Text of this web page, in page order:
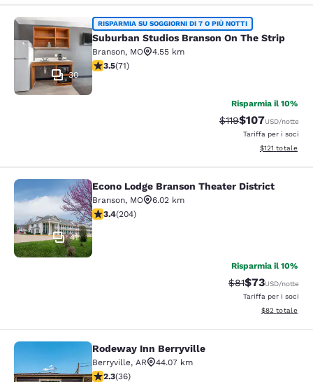
Suburban Studios Branson On The
30
RISPARMIA SU SOGGIORNI DI 7 O PIÙ NOTTI
Suburban Studios Branson On The Strip
Branson, MO
4.55 km
Valutazione di 3.52 stelle. Buono. 71 recensioni
3.5(71)
Risparmia il 10%
Tariffa di
$119Tariffa
$107USD/notte
Tariffa per i soci
Visualizza i
$121 totale
Econo Lodge Branson Theater
41
Econo Lodge Branson Theater District
Branson, MO
6.02 km
Valutazione di 3.38 stelle. Buono. 204 recensioni
3.4(204)
Risparmia il 10%
Tariffa di
$81Tariffa
$73USD/notte
Tariffa per i soci
Visualizza i
$82 totale
Rodeway Inn Berryville
Rodeway Inn Berryville
Berryville, AR
44.07 km
Valutazione di 2.28 stelle. Discreto. 36 recensioni
2.3(36)